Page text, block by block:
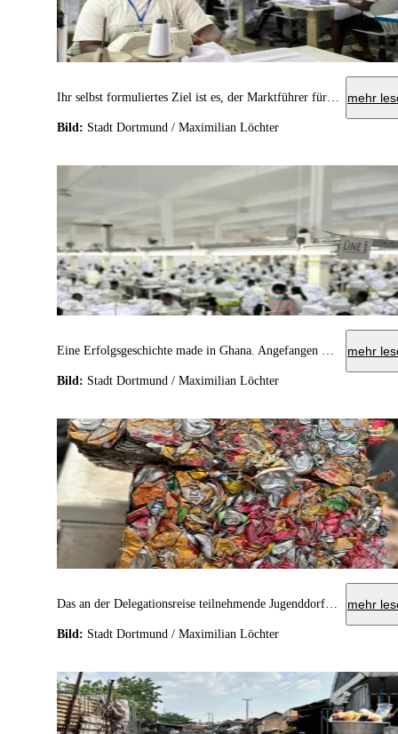
Ihr selbst formuliertes Ziel ist es, der Marktführer für faire und nachhaltig produzierte Textilien in Ghana zu werden. Dafür wird das Unternehmen bald erweitern. mehr
Bild: Stadt Dortmund / Maximilian Löchter
Eine Erfolgsgeschichte made in Ghana. Angefangen mit einer kleinen Produktion in einer Garage, zählt das Unternehmen Fashion Industry nun ca. 400 Mitarbeiter*innen. mehr
Bild: Stadt Dortmund / Maximilian Löchter
Das an der Delegationsreise teilnehmende Jugenddorf hat sich heute mit Vertreter*innen vor Ort zum Thema E-Schrott-Recycling ausgetauscht. mehr
Bild: Stadt Dortmund / Maximilian Löchter